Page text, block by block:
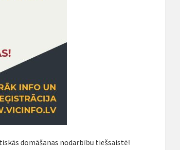
domāšanas nodarbību tiešsaistē!